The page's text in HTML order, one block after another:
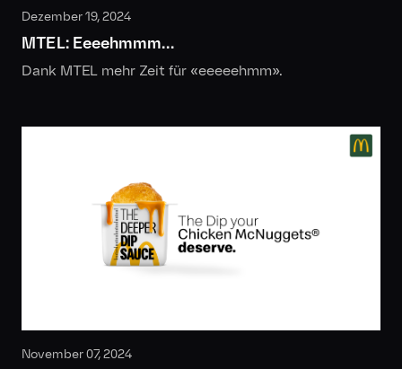
Dezember 19, 2024
MTEL: Eeeehmmm…
Dank MTEL mehr Zeit für «eeeeehmm».
November 07, 2024